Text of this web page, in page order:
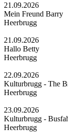
21.09.2026
Mein Freund Barry
Heerbrugg
21.09.2026
Hallo Betty
Heerbrugg
22.09.2026
Kulturbrugg - The
Heerbrugg
23.09.2026
Kulturbrugg -
Heerbrugg